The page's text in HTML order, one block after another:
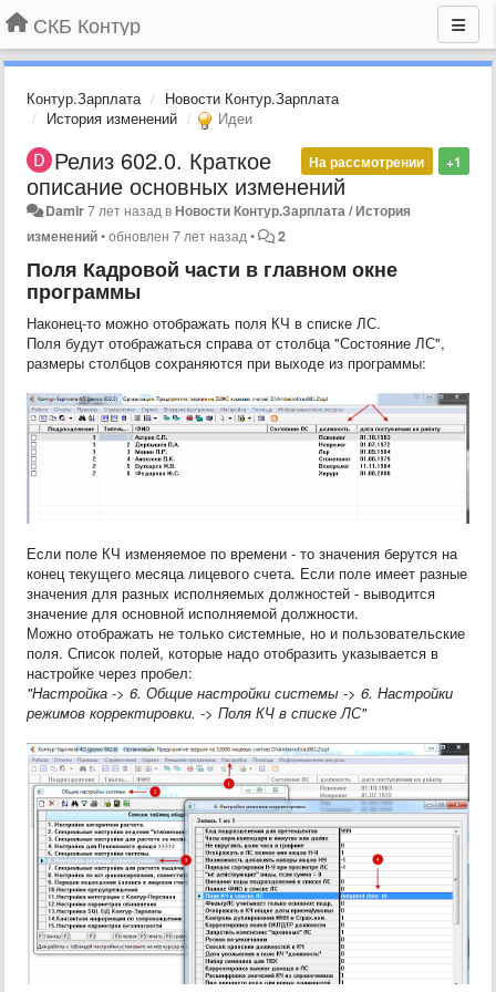
СКБ Контур
Контур.Зарплата
Новости Контур.Зарплата
История изменений
Идеи
+1
На рассмотрении
Релиз 602.0. Краткое
описание основных изменений
Damir7 лет назад вНовости Контур.Зарплата / История
изменений•обновлен 7 лет назад • 2
Поля Кадровой части в главном окне
программы
Наконец-то можно отображать поля КЧ в списке ЛС.
Поля будут отображаться справа от столбца "Состояние ЛС",
размеры столбцов сохраняются при выходе из программы:
Если поле КЧ изменяемое по времени - то значения берутся на
конец текущего месяца лицевого счета. Если поле имеет разные
значения для разных исполняемых должностей - выводится
значение для основной исполняемой должности.
Можно отображать не только системные, но и пользовательские
поля. Список полей, которые надо отобразить указывается в
настройке через пробел:
"Настройка -> 6. Общие настройки системы -> 6. Настройки
режимов корректировки. -> Поля КЧ в списке ЛС"